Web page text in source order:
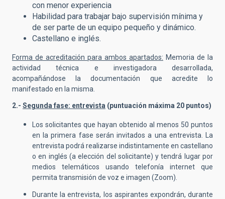
con menor experiencia
Habilidad para trabajar bajo supervisión mínima y
de ser parte de un equipo pequeño y dinámico.
Castellano e inglés.
Forma de acreditación para ambos apartados: Memoria de la
actividad técnica e investigadora desarrollada,
acompañándose la documentación que acredite lo
manifestado en la misma.
2.- Segunda fase: entrevista (puntuación máxima 20 puntos)
Los solicitantes que hayan obtenido al menos 50 puntos
en la primera fase serán invitados a una entrevista. La
entrevista podrá realizarse indistintamente en castellano
o en inglés (a elección del solicitante) y tendrá lugar por
medios telemáticos usando telefonía internet que
permita transmisión de voz e imagen (Zoom).
Durante la entrevista, los aspirantes expondrán, durante